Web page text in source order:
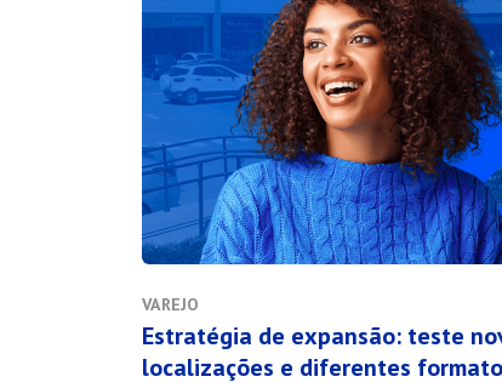
VAREJO
Estratégia de expansão: teste
localizações e diferentes